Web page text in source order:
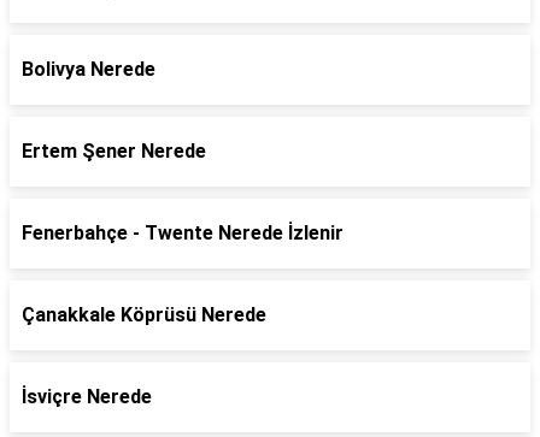
Bolivya Nerede
Ertem Şener Nerede
Fenerbahçe - Twente Nerede İzlenir
Çanakkale Köprüsü Nerede
İsviçre Nerede